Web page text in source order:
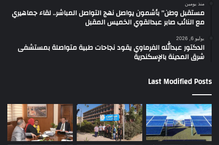
منذ يومين
مستقبل وطن” بأشمون يواصل نهج التواصل المباشر.. لقاء جماهيري
مع النائب صابر عبدالقوي الخميس المقبل
يوليو 6, 2026
الدكتور عبدالله الفرماوي يقود نجاحات طبية متواصلة بمستشفى
شرق المدينة بالإسكندرية
Last Modified Posts